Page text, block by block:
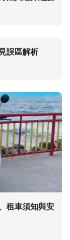
誤區解析
租車須知與安